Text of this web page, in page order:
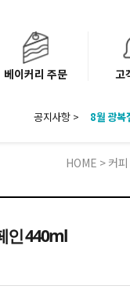
베이커리 주문 고
공지사항 >
8월 광복
HOME > 커피
인 440ml